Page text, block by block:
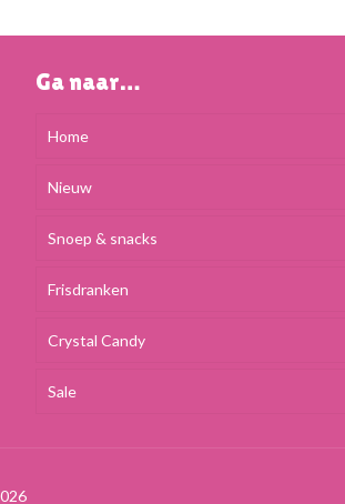
Ga naar…
Home
Nieuw
Snoep & snacks
Frisdranken
Crystal Candy
Sale